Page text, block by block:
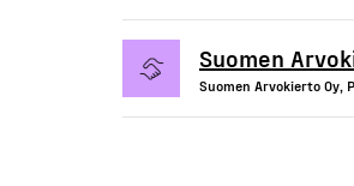
Suomen
Suomen Arvokierto Oy,